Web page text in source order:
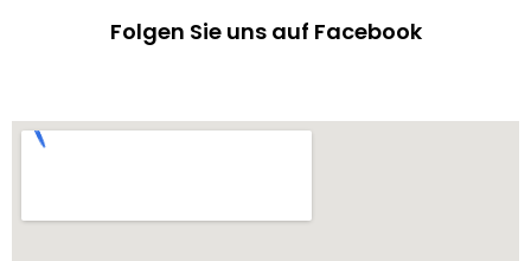
Folgen Sie uns auf Facebook